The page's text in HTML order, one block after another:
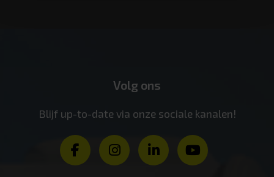
Volg ons
Blijf up-to-date via onze sociale kanalen!